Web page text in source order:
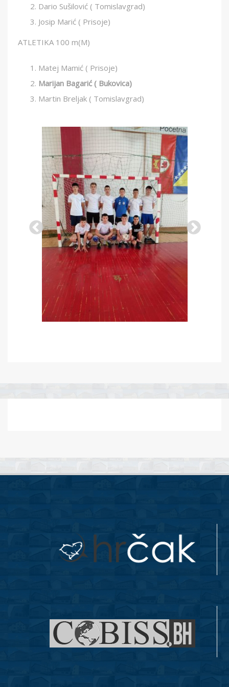
Dario Sušilović ( Tomislavgrad)
Josip Marić ( Prisoje)
ATLETIKA 100 m(M)
Matej Mamić ( Prisoje)
Marijan Bagarić ( Bukovica)
Martin Breljak ( Tomislavgrad)